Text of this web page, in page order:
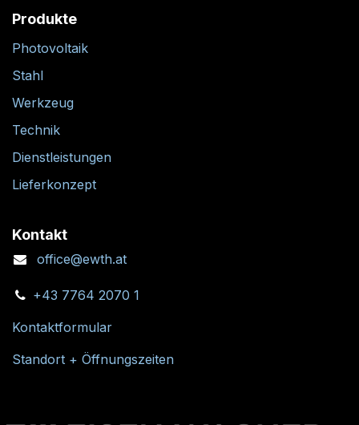
Produkte
Photovoltaik
Stahl
Werkzeug
Technik
Dienstleistungen
Lieferkonzept
Kontakt
office@ewth.at
+43 7764 2070 1
Kontaktformular
Standort + Öffnungszeiten